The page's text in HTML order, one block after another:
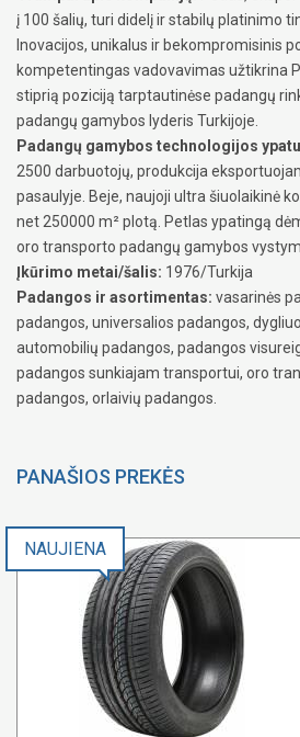
į 100 šalių, turi didelį ir stabilų platinimo
Inovacijos, unikalus ir bekompromisinis
kompetentingas vadovavimas užtikrina
stiprią poziciją tarptautinėse padangų
padangų gamybos lyderis Turkijoje.
Padangų gamybos technologijos
2500 darbuotojų, produkcija
pasaulyje. Beje, naujoji ultra šiuolaikinė
net 250000 m² plotą. Petlas ypatingą
oro transporto padangų gamybos
Įkūrimo metai/šalis: 1976/Turkija
Padangos ir asortimentas: vasarinės
padangos, universalios padangos,
automobilių padangos, padangos
padangos sunkiajam transportui, oro
padangos, orlaivių padangos.
PANAŠIOS PREKĖS
NAUJIENA